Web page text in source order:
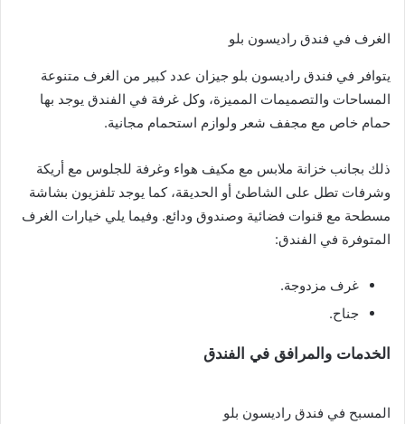
الغرف في فندق راديسون بلو
يتوافر في فندق راديسون بلو جيزان عدد كبير من الغرف متنوعة
المساحات والتصميمات المميزة، وكل غرفة في الفندق يوجد بها
حمام خاص مع مجفف شعر ولوازم استحمام مجانية.
ذلك بجانب خزانة ملابس مع مكيف هواء وغرفة للجلوس مع أريكة
وشرفات تطل على الشاطئ أو الحديقة، كما يوجد تلفزيون بشاشة
مسطحة مع قنوات فضائية وصندوق ودائع. وفيما يلي خيارات الغرف
المتوفرة في الفندق:
غرف مزدوجة.
جناح.
الخدمات والمرافق في الفندق
المسبح في فندق راديسون بلو